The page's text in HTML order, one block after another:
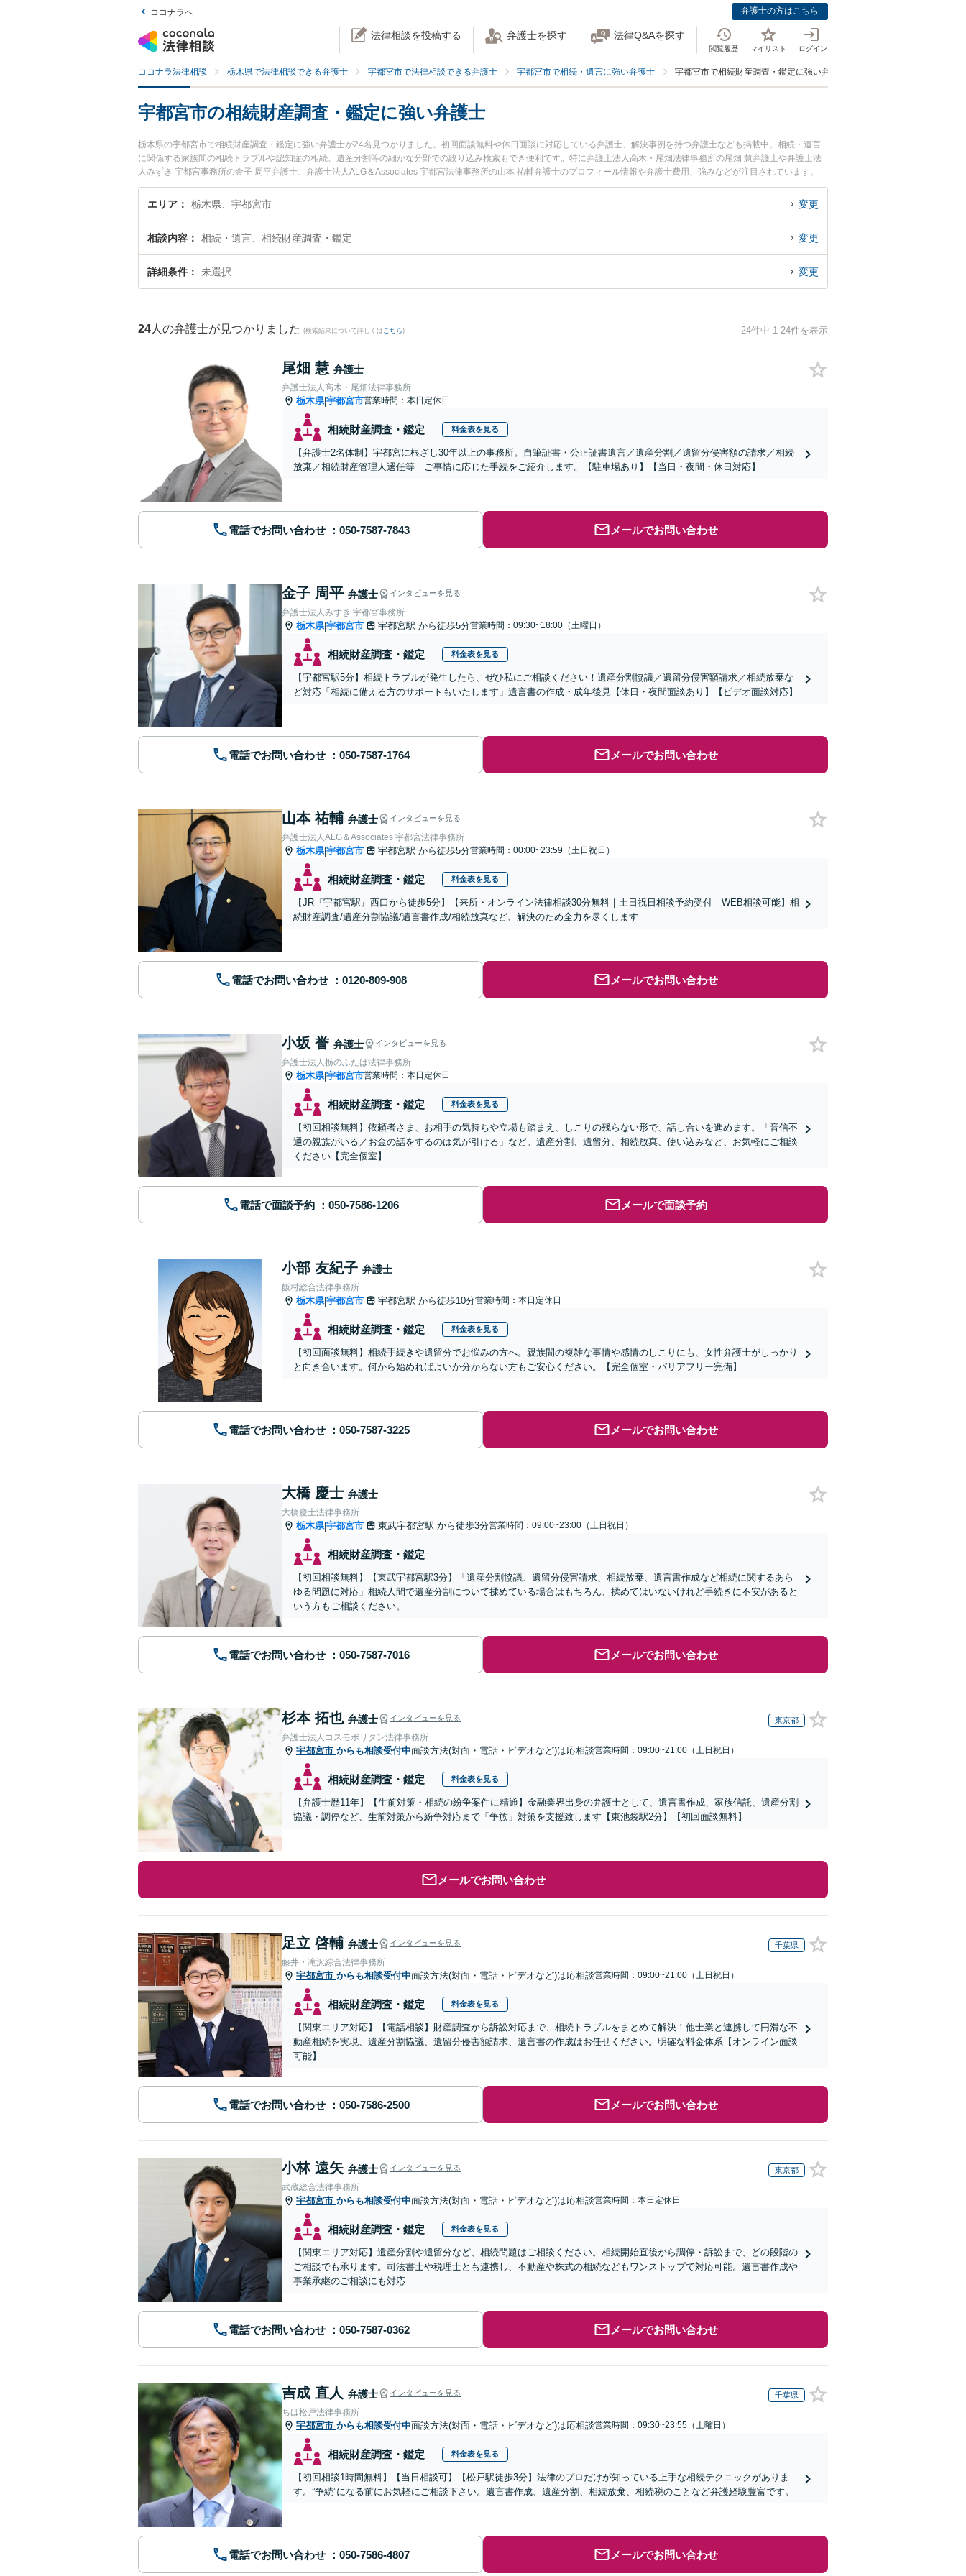
ココナラへ 弁護士の方はこちら
法律相談を投稿する 弁護士を探す 法律Q&Aを探す
閲覧履歴 マイリスト ログイン
ココナラ法律相談 栃木県で法律相談できる弁護士 宇都宮市で法律相談できる弁護士 宇都宮市で相続・遺言に強い弁護士 宇都宮市で相続財産調査・鑑定に強い弁護士
宇都宮市の相続財産調査・鑑定に強い弁護士
栃木県の宇都宮市で相続財産調査・鑑定に強い弁護士が24名見つかりました。初回面談無料や休日面談に対応している弁護士、解決事例を持つ弁護士なども掲載中。相続・遺言
に関係する家族間の相続トラブルや認知症の相続、遺産分割等の細かな分野での絞り込み検索もでき便利です。特に弁護士法人高木・尾畑法律事務所の尾畑 慧弁護士や弁護士法
人みずき 宇都宮事務所の金子 周平弁護士、弁護士法人ALG＆Associates 宇都宮法律事務所の山本 祐輔弁護士のプロフィール情報や弁護士費用、強みなどが注目されています。
『宇都宮市で土日や夜間に発生した相続財産調査・鑑定のトラブルを今すぐに弁護士に相談したい』『相続財産調査・鑑定のトラブル解決の実績豊富な近くの弁護士を検索した
い』『初回相談無料で相続財産調査・鑑定を法律相談できる宇都宮市内の弁護士に相談予約したい』などでお困りの相談者さんにおすすめです。
エリア 栃木県、宇都宮市 変更
相談内容 相続・遺言、相続財産調査・鑑定 変更
詳細条件 未選択 変更
24 人の弁護士が見つかりました (検索結果について詳しくは こちら) 24件中 1-24件を表示
尾畑 慧 弁護士
弁護士法人高木・尾畑法律事務所
栃木県|宇都宮市営業時間：本日定休日
相続財産調査・鑑定 料金表を見る
【弁護士2名体制】宇都宮に根ざし30年以上の事務所。自筆証書・公正証書遺言／遺産分割／遺留分侵害額の請求／相続
放棄／相続財産管理人選任等 ご事情に応じた手続をご紹介します。【駐車場あり】【当日・夜間・休日対応】
電話でお問い合わせ メールでお問い合わせ
金子 周平 弁護士 インタビューを見る
弁護士法人みずき 宇都宮事務所
栃木県|宇都宮市 宇都宮駅 から徒歩5分営業時間：09:30~18:00（土曜日）
相続財産調査・鑑定 料金表を見る
【宇都宮駅5分】相続トラブルが発生したら、ぜひ私にご相談ください！遺産分割協議／遺留分侵害額請求／相続放棄な
ど対応「相続に備える方のサポートもいたします」遺言書の作成・成年後見【休日・夜間面談あり】【ビデオ面談対応】
電話でお問い合わせ メールでお問い合わせ
山本 祐輔 弁護士 インタビューを見る
弁護士法人ALG＆Associates 宇都宮法律事務所
栃木県|宇都宮市 宇都宮駅 から徒歩5分営業時間：00:00~23:59（土日祝日）
相続財産調査・鑑定 料金表を見る
【JR『宇都宮駅』西口から徒歩5分】【来所・オンライン法律相談30分無料｜土日祝日相談予約受付｜WEB相談可能】相
続財産調査/遺産分割協議/遺言書作成/相続放棄など、解決のため全力を尽くします
電話でお問い合わせ メールでお問い合わせ
小坂 誉 弁護士 インタビューを見る
弁護士法人栃のふたば法律事務所
栃木県|宇都宮市営業時間：本日定休日
相続財産調査・鑑定 料金表を見る
【初回相談無料】依頼者さま、お相手の気持ちや立場も踏まえ、しこりの残らない形で、話し合いを進めます。「音信不
通の親族がいる／お金の話をするのは気が引ける」など。遺産分割、遺留分、相続放棄、使い込みなど、お気軽にご相談
ください【完全個室】
電話で面談予約 メールで面談予約
小部 友紀子 弁護士
飯村総合法律事務所
栃木県|宇都宮市 宇都宮駅 から徒歩10分営業時間：本日定休日
相続財産調査・鑑定 料金表を見る
【初回面談無料】相続手続きや遺留分でお悩みの方へ。親族間の複雑な事情や感情のしこりにも、女性弁護士がしっかり
と向き合います。何から始めればよいか分からない方もご安心ください。【完全個室・バリアフリー完備】
電話でお問い合わせ メールでお問い合わせ
大橋 慶士 弁護士
大橋慶士法律事務所
栃木県|宇都宮市 東武宇都宮駅 から徒歩3分営業時間：09:00~23:00（土日祝日）
相続財産調査・鑑定
【初回相談無料】【東武宇都宮駅3分】「遺産分割協議、遺留分侵害請求、相続放棄、遺言書作成など相続に関するあら
ゆる問題に対応」相続人間で遺産分割について揉めている場合はもちろん、揉めてはいないけれど手続きに不安があると
いう方もご相談ください。
電話でお問い合わせ メールでお問い合わせ
杉本 拓也 弁護士 インタビューを見る 東京都
弁護士法人コスモポリタン法律事務所
宇都宮市 からも相談受付中面談方法(対面・電話・ビデオなど)は応相談営業時間：09:00~21:00（土日祝日）
相続財産調査・鑑定 料金表を見る
【弁護士歴11年】【生前対策・相続の紛争案件に精通】金融業界出身の弁護士として、遺言書作成、家族信託、遺産分割
協議・調停など、生前対策から紛争対応まで「争族」対策を支援致します【東池袋駅2分】【初回面談無料】
メールでお問い合わせ
足立 啓輔 弁護士 インタビューを見る 千葉県
藤井・滝沢綜合法律事務所
宇都宮市 からも相談受付中面談方法(対面・電話・ビデオなど)は応相談営業時間：09:00~21:00（土日祝日）
相続財産調査・鑑定 料金表を見る
【関東エリア対応】【電話相談】財産調査から訴訟対応まで、相続トラブルをまとめて解決！他士業と連携して円滑な不
動産相続を実現、遺産分割協議、遺留分侵害額請求、遺言書の作成はお任せください。明確な料金体系【オンライン面談
可能】
電話でお問い合わせ メールでお問い合わせ
小林 遠矢 弁護士 インタビューを見る 東京都
武蔵総合法律事務所
宇都宮市 からも相談受付中面談方法(対面・電話・ビデオなど)は応相談営業時間：本日定休日
相続財産調査・鑑定 料金表を見る
【関東エリア対応】遺産分割や遺留分など、相続問題はご相談ください。相続開始直後から調停・訴訟まで、どの段階の
ご相談でも承ります。司法書士や税理士とも連携し、不動産や株式の相続などもワンストップで対応可能。遺言書作成や
事業承継のご相談にも対応
電話でお問い合わせ メールでお問い合わせ
吉成 直人 弁護士 インタビューを見る 千葉県
ちば松戸法律事務所
宇都宮市 からも相談受付中面談方法(対面・電話・ビデオなど)は応相談営業時間：09:30~23:55（土曜日）
相続財産調査・鑑定 料金表を見る
【初回相談1時間無料】【当日相談可】【松戸駅徒歩3分】法律のプロだけが知っている上手な相続テクニックがありま
す。”争続”になる前にお気軽にご相談下さい。遺言書作成、遺産分割、相続放棄、相続税のことなど弁護経験豊富です。
電話でお問い合わせ メールでお問い合わせ